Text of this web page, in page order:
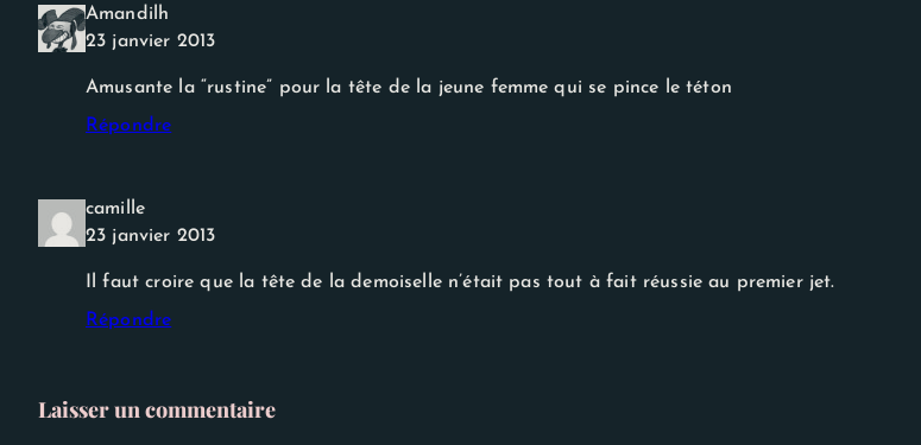
Amandilh
23 janvier 2013
Amusante la “rustine” pour la tête de la jeune femme qui se pince le téton
Répondre
camille
23 janvier 2013
Il faut croire que la tête de la demoiselle n’était pas tout à fait réussie au premier jet.
Répondre
Laisser un commentaire
Nécessaire
Ces cookies ne
sont pas
facultatifs. Ils
fonctionnement
du site Web.
Experience
Afin que notre
site Web
de votre